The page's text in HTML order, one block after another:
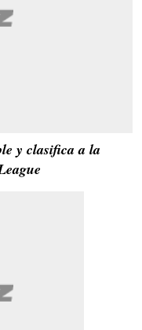
y clasifica a la